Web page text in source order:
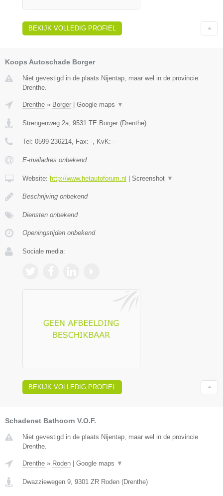
BEKIJK VOLLEDIG PROFIEL
Koops Autoschade Borger
Niet gevestigd in de plaats Nijentap, maar wel in de provincie
Drenthe.
Drenthe » Borger | Google maps ▼
Strengenweg 2a 9531 TE Borger (Drenthe)
Tel: 0599-236214 , Fax: - , KvK: -
E-mailadres onbekend
Website: http://www.hetautoforum.nl | Screenshot ▼
Beschrijving onbekend
Diensten onbekend
Openingstijden onbekend
Sociale media:
BEKIJK VOLLEDIG PROFIEL
Schadenet Bathoorn V.O.F.
Niet gevestigd in de plaats Nijentap, maar wel in de provincie
Drenthe.
Drenthe » Roden Google maps ▼
Dwazziewegen 9, 9301 ZR Roden (Drenthe)